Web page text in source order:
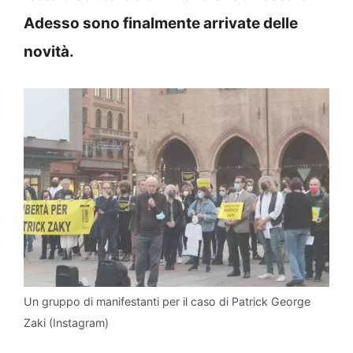
Adesso sono finalmente arrivate delle
novità.
Un gruppo di manifestanti per il caso di Patrick George
Zaki (Instagram)